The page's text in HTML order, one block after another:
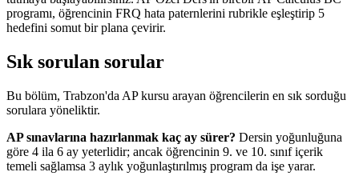
programı, öğrencinin FRQ hata paternlerini rubrikle eşleştirip 5
hedefini somut bir plana çevirir.
Sık sorulan sorular
Bu bölüm, Trabzon'da AP kursu arayan öğrencilerin en sık sorduğu
sorulara yöneliktir.
AP sınavlarına hazırlanmak kaç ay sürer? Dersin yoğunluğuna
göre 4 ila 6 ay yeterlidir; ancak öğrencinin 9. ve 10. sınıf içerik
temeli sağlamsa 3 aylık yoğunlaştırılmış program da işe yarar.